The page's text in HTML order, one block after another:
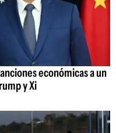
económicas a un
y Xi